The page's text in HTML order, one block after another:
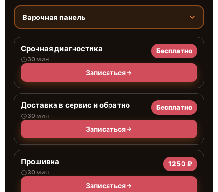
Варочная панель
Срочная диагностика
30 мин
Бесплатно
Записаться
Доставка в сервис и обратно
30 мин
Бесплатно
Записаться
Прошивка
30 мин
1250 ₽
Записаться